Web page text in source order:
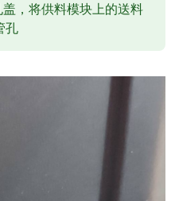
，将供料模块上的送料
孔